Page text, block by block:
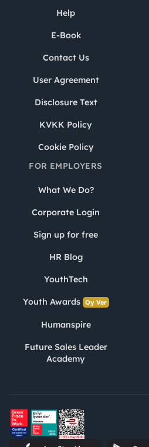
Help
E-Book
Contact Us
User Agreement
Disclosure Text
KVKK Policy
Cookie Policy
FOR EMPLOYERS
What We Do?
Corporate Login
Sign up for free
HR Blog
YouthTech
Youth Awards Oy Ver
Humanspire
Future Sales Leader
Academy